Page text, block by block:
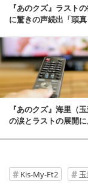
『あのクズ』ラスト
に驚きの声続出「頭真
『あのクズ』海里（玉
の涙とラストの展開
Kis-My-Ft2